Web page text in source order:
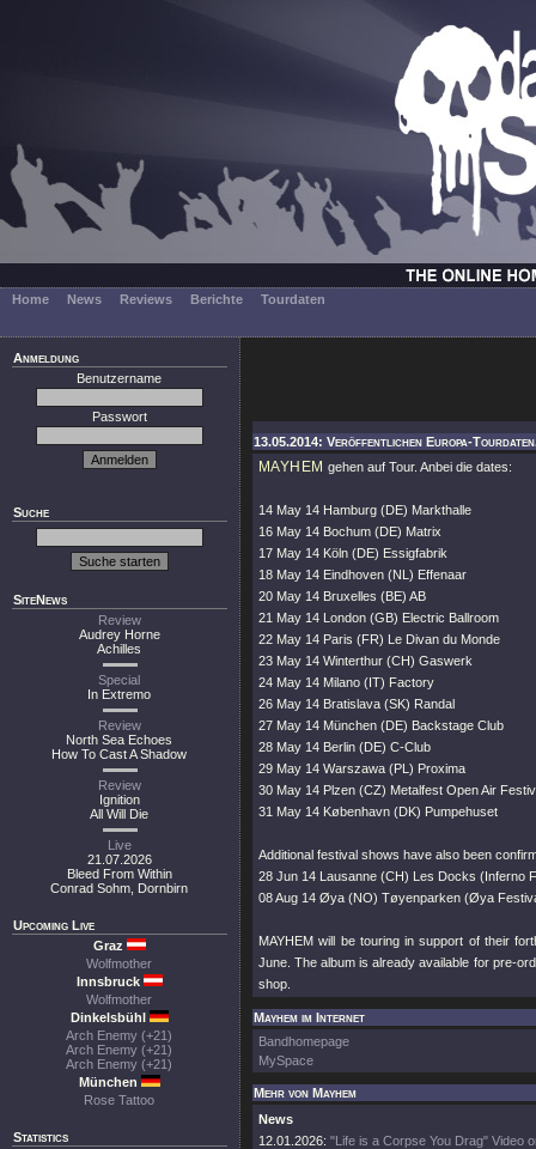
Home News Reviews Berichte Tourdaten
Anmeldung
Benutzername
Passwort
Suche
SiteNews
Review
Audrey Horne
Achilles
Special
In Extremo
Review
North Sea Echoes
How To Cast A Shadow
Review
Ignition
All Will Die
Live
21.07.2026
Bleed From Within
Conrad Sohm, Dornbirn
Upcoming Live
Graz
Wolfmother
Innsbruck
Wolfmother
Dinkelsbühl
Arch Enemy (+21)
Arch Enemy (+21)
Arch Enemy (+21)
München
Rose Tattoo
Statistics
13.05.2014: Veröffentlichen Europa-Tourdaten.
MAYHEM gehen auf Tour. Anbei die dates:
14 May 14 Hamburg (DE) Markthalle
16 May 14 Bochum (DE) Matrix
17 May 14 Köln (DE) Essigfabrik
18 May 14 Eindhoven (NL) Effenaar
20 May 14 Bruxelles (BE) AB
21 May 14 London (GB) Electric Ballroom
22 May 14 Paris (FR) Le Divan du Monde
23 May 14 Winterthur (CH) Gaswerk
24 May 14 Milano (IT) Factory
26 May 14 Bratislava (SK) Randal
27 May 14 München (DE) Backstage Club
28 May 14 Berlin (DE) C-Club
29 May 14 Warszawa (PL) Proxima
30 May 14 Plzen (CZ) Metalfest Open Air
31 May 14 København (DK) Pumpehuset
Additional festival shows have also been
28 Jun 14 Lausanne (CH) Les Docks (Inferno
08 Aug 14 Øya (NO) Tøyenparken (Øya
MAYHEM will be touring in support of their
June. The album is already available for pre-
shop.
Mayhem im Internet
Bandhomepage
MySpace
Mehr von Mayhem
News
12.01.2026: "Life is a Corpse You Drag" Video